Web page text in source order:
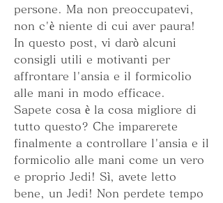
persone. Ma non preoccupatevi,
non c'è niente di cui aver paura!
In questo post, vi darò alcuni
consigli utili e motivanti per
affrontare l'ansia e il formicolio
alle mani in modo efficace.
Sapete cosa è la cosa migliore di
tutto questo? Che imparerete
finalmente a controllare l'ansia e il
formicolio alle mani come un vero
e proprio Jedi! Sì, avete letto
bene, un Jedi! Non perdete tempo